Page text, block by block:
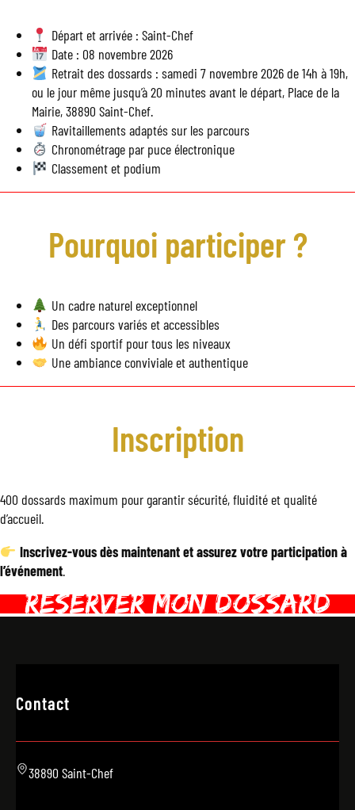
Départ et arrivée : Saint-Chef
Date : 08 novembre 2026
Retrait des dossards : samedi 7 novembre 2026 de 14h à 19h,
ou le jour même jusqu’à 20 minutes avant le départ, Place de la
Mairie, 38890 Saint-Chef.
Ravitaillements adaptés sur les parcours
Chronométrage par puce électronique
Classement et podium
Pourquoi participer ?
Un cadre naturel exceptionnel
Des parcours variés et accessibles
Un défi sportif pour tous les niveaux
Une ambiance conviviale et authentique
Inscription
400 dossards maximum pour garantir sécurité, fluidité et qualité
d’accueil.
Inscrivez-vous dès maintenant et assurez votre participation à
l’événement.
REserver mon dossard
Contact
38890 Saint-Chef